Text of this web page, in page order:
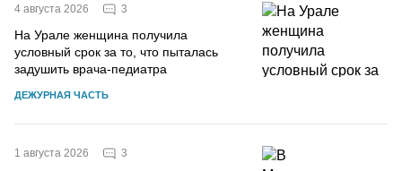
4 августа 2026 3
На Урале женщина получила
условный срок за то, что пыталась
задушить врача-педиатра
ДЕЖУРНАЯ ЧАСТЬ
1 августа 2026 3